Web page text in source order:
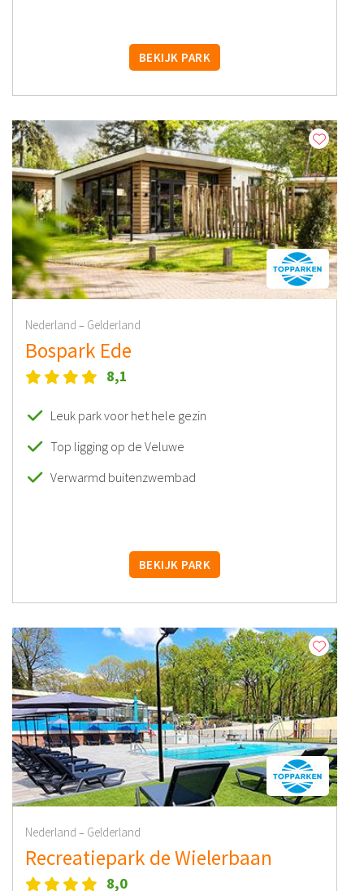
BEKIJK PARK
Nederland – Gelderland
Bospark Ede
8,1
Leuk park voor het hele gezin
Top ligging op de Veluwe
Verwarmd buitenzwembad
BEKIJK PARK
Nederland – Gelderland
Recreatiepark de Wielerbaan
8,0